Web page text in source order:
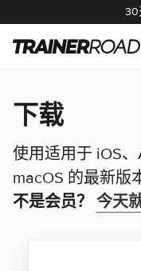
30
下载
使用适用于 iOS
macOS 的最新版
不是会员？ 今天